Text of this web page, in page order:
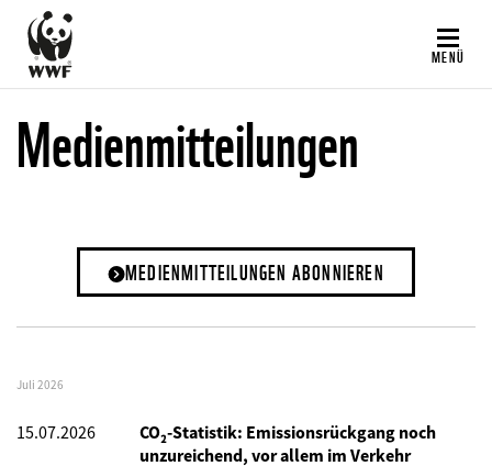
Direkt
zum
Inhalt
MENÜ
Medienmitteilungen
MEDIENMITTEILUNGEN ABONNIEREN
Juli 2026
15.07.2026
CO₂-Statistik: Emissionsrückgang noch
unzureichend, vor allem im Verkehr